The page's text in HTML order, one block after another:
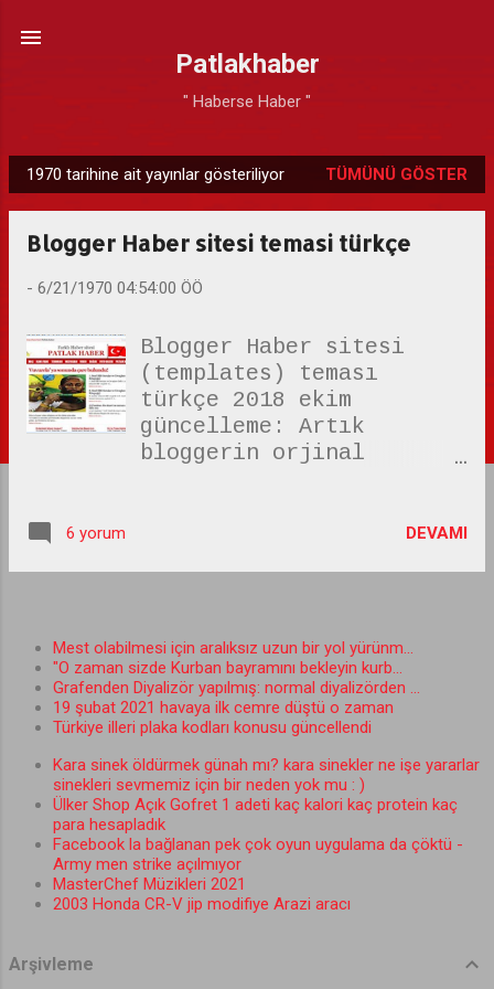
Patlakhaber
" Haberse Haber "
K
a
1970 tarihine ait yayınlar gösteriliyor TÜMÜNÜ GÖSTER
Blogger Haber sitesi temasi türkçe
- 6/21/1970 04:54:00 ÖÖ
Blogger Haber sitesi
(templates) teması
türkçe 2018 ekim
güncelleme: Artık
bloggerin orjinal
kullanım kolaylığı ile
çok memnun kaldığımız
wordpress ten uyarlama
ve Mehmet isimli bir
Türk ün yaptığı meşhur
Gabfire advanced
newspaper blogger
temasını tavsiye ederiz.
şu an sitesinde sadece
wordpress temaları
bulunuyor. sizde bizim
6 yorum DEVAMI
Mest olabilmesi için aralıksız uzun bir yol yürünm...
"O zaman sizde Kurban bayramını bekleyin kurb...
Grafenden Diyalizör yapılmış: normal diyalizörden ...
19 şubat 2021 havaya ilk cemre düştü o zaman
Türkiye illeri plaka kodları konusu güncellendi
Kara sinek öldürmek günah mı? kara sinekler ne işe yararlar
sinekleri sevmemiz için bir neden yok mu : )
Ülker Shop Açık Gofret 1 adeti kaç kalori kaç protein kaç
para hesapladık
Facebook la bağlanan pek çok oyun uygulama da çöktü -
Army men strike açılmıyor
MasterChef Müzikleri 2021
2003 Honda CR-V jip modifiye Arazi aracı
Arşivleme